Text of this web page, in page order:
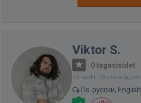
Viktor S.
· 0 tagasisidet
Oli saidil: 10 päeva tagasi
По-русски, English